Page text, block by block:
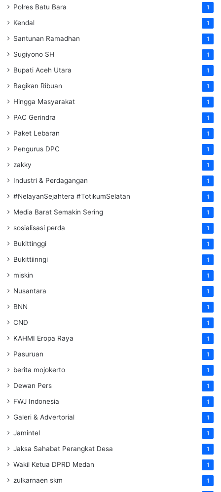
Polres Batu Bara 1
Kendal 1
Santunan Ramadhan 1
Sugiyono SH 1
Bupati Aceh Utara 1
Bagikan Ribuan 1
Hingga Masyarakat 1
PAC Gerindra 1
Paket Lebaran 1
Pengurus DPC 1
zakky 1
Industri & Perdagangan 1
#NelayanSejahtera #TotikumSelatan 1
Media Barat Semakin Sering 1
sosialisasi perda 1
Bukittinggi 1
Bukittiinngi 1
miskin 1
Nusantara 1
BNN 1
CND 1
KAHMI Eropa Raya 1
Pasuruan 1
berita mojokerto 1
Dewan Pers 1
FWJ Indonesia 1
Galeri & Advertorial 1
Jamintel 1
Jaksa Sahabat Perangkat Desa 1
Wakil Ketua DPRD Medan 1
zulkarnaen skm 1